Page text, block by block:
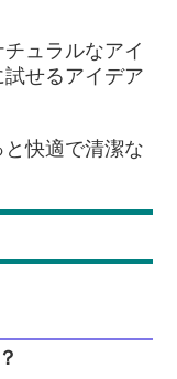
ュラルなアイ
せるアイデア
快適で清潔な